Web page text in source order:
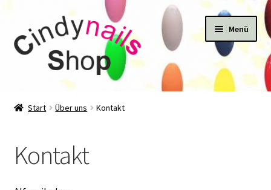
Navigation
springen
Inhalt
springen
Menü
Kasse
Katalog
Start Über uns Kontakt
Kontakt